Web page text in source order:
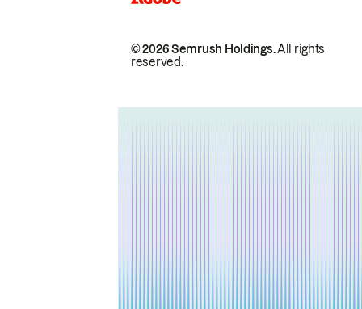
© 2026 Semrush Holdings.All rights
reserved.